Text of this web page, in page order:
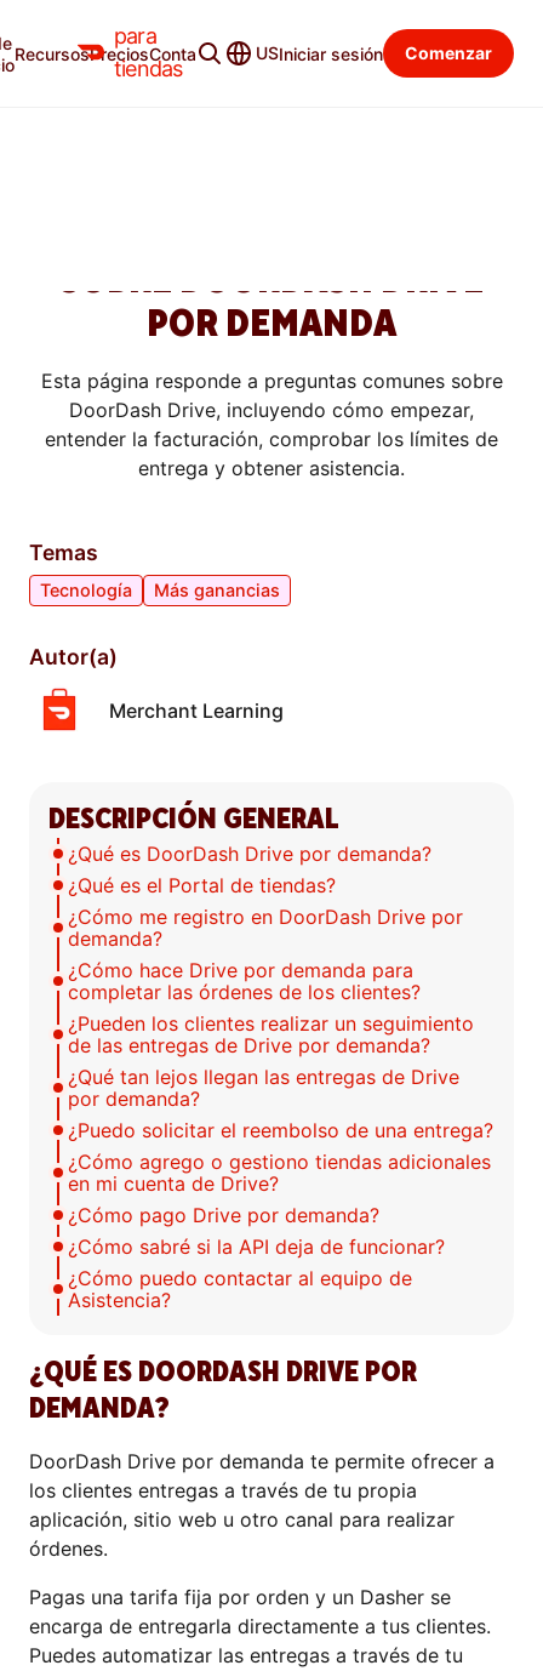
para
tiendas
RecursosPreciosContacto USIniciar sesión Comenzar
Centro de aprendizaje Categorías
SOBRE DOORDASH DRIVE
POR DEMANDA
Esta página responde a preguntas comunes sobre
DoorDash Drive, incluyendo cómo empezar,
entender la facturación, comprobar los límites de
entrega y obtener asistencia.
DESCRIPCIÓN GENERAL
¿Qué es DoorDash Drive por demanda?
¿Qué es el Portal de tiendas?
¿Cómo me registro en DoorDash Drive por
demanda?
¿Cómo hace Drive por demanda para
completar las órdenes de los clientes?
¿Pueden los clientes realizar un seguimiento
de las entregas de Drive por demanda?
¿Qué tan lejos llegan las entregas de Drive
por demanda?
¿Puedo solicitar el reembolso de una entrega?
¿Cómo agrego o gestiono tiendas adicionales
en mi cuenta de Drive?
¿Cómo pago Drive por demanda?
¿Cómo sabré si la API deja de funcionar?
¿Cómo puedo contactar al equipo de
Asistencia?
¿QUÉ ES DOORDASH DRIVE POR
DEMANDA?
DoorDash Drive por demanda te permite ofrecer a
los clientes entregas a través de tu propia
aplicación, sitio web u otro canal para realizar
órdenes.
Pagas una tarifa fija por orden y un Dasher se
encarga de entregarla directamente a tus clientes.
Puedes automatizar las entregas a través de tu
Temas
Tecnología Más ganancias
Autor(a)
Merchant Learning